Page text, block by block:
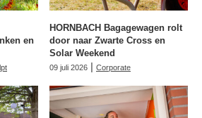
en
HORNBACH Bagagewagen rolt
door naar Zwarte Cross en
Solar Weekend
09 juli 2026 | Corporate